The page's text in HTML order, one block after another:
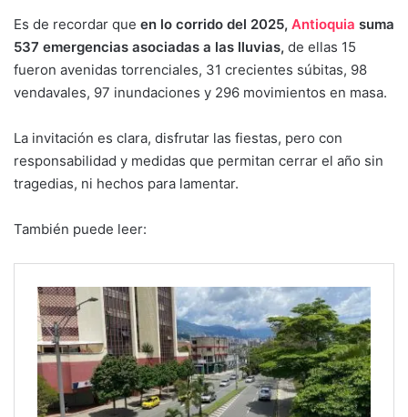
Es de recordar que en lo corrido del 2025, Antioquia suma
537 emergencias asociadas a las lluvias, de ellas 15
fueron avenidas torrenciales, 31 crecientes súbitas, 98
vendavales, 97 inundaciones y 296 movimientos en masa.
La invitación es clara, disfrutar las fiestas, pero con
responsabilidad y medidas que permitan cerrar el año sin
tragedias, ni hechos para lamentar.
También puede leer: